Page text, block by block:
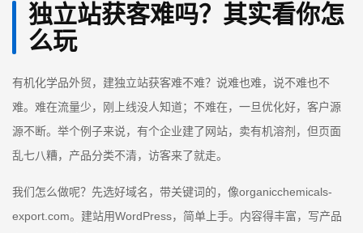
独立站获客难吗？其实看你怎
么玩
有机化学品外贸，建独立站获客难不难？说难也难，说不难也不
难。难在流量少，刚上线没人知道；不难在，一旦优化好，客户源
源不断。举个例子来说，有个企业建了网站，卖有机溶剂，但页面
乱七八糟，产品分类不清，访客来了就走。
我们怎么做呢？先选好域名，带关键词的，像organicchemicals-
export.com。建站用WordPress，简单上手。内容得丰富，写产品